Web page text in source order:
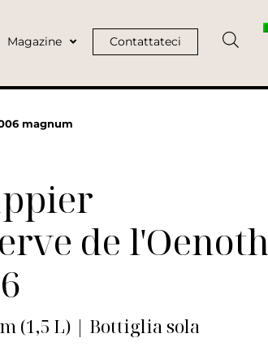
Magazine Contattateci
magnum
de
(1,5 L) | Bottiglia sola